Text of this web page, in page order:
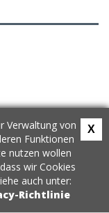
Verwaltung von
Funktionen
nutzen wollen
wir Cookies
auch unter:
Richtlinie
X